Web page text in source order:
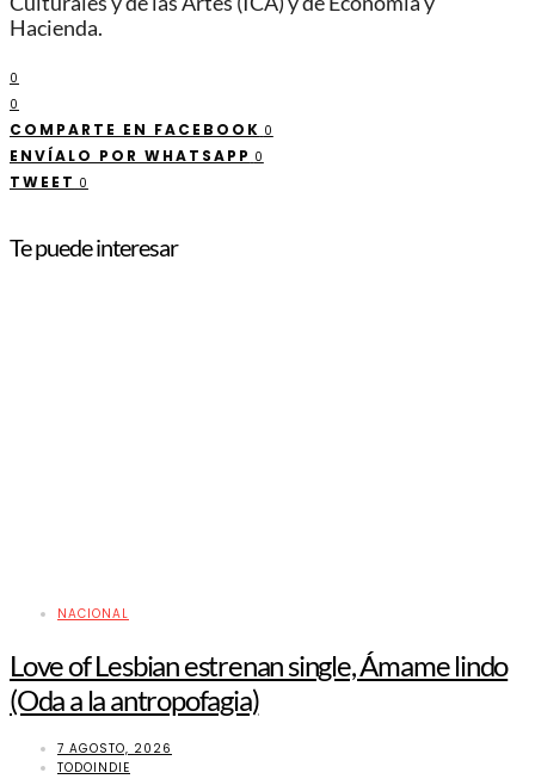
Hacienda.
0
0
COMPARTE EN FACEBOOK 0
ENVÍALO POR WHATSAPP 0
TWEET 0
Te puede interesar
NACIONAL
Love of Lesbian estrenan single, Ámame lindo
(Oda a la antropofagia)
7 AGOSTO, 2026
TODOINDIE